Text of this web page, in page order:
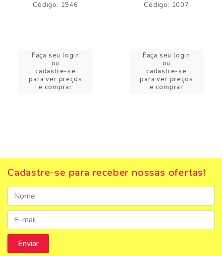
Código: 1946
Faça seu login
ou
cadastre-se
para ver preços
e comprar
Código: 1007
Faça seu login
ou
cadastre-se
para ver preços
e comprar
Cadastre-se para receber nossas ofertas!